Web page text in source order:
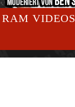
RAM VIDEOS